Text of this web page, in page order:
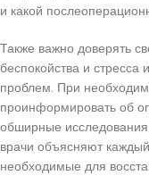
и какой
Также важно доверять
беспокойства и
проблем. При
проинформировать об
обширные
врачи объясняют
необходимые для